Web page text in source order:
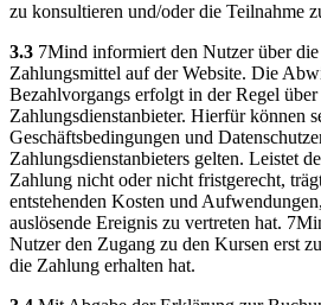
zu konsultieren und/oder die Teilnahme
3.3 7Mind informiert den Nutzer über
Zahlungsmittel auf der Website. Die
Bezahlvorgangs erfolgt in der Regel über
Zahlungsdienstanbieter. Hierfür können
Geschäftsbedingungen und
Zahlungsdienstanbieters gelten. Leistet
Zahlung nicht oder nicht fristgerecht,
entstehenden Kosten und
auslösende Ereignis zu vertreten hat.
Nutzer den Zugang zu den Kursen erst
die Zahlung erhalten hat.